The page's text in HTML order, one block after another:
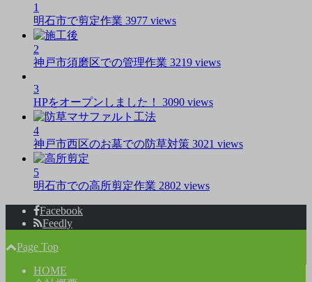
1
明石市で剪定作業 3977 views
2
神戸市須磨区での管理作業 3219 views
3
HPをオープンしました！ 3090 views
4
神戸市西区のお墓での防草対策 3021 views
5
明石市での高所剪定作業 2802 views
Facebook
Feedly
Page Top
HOME